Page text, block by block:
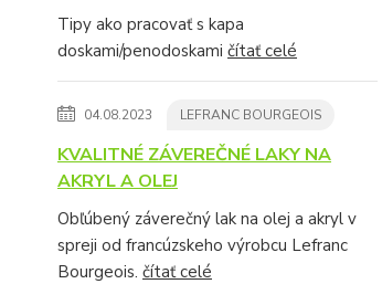
Tipy ako pracovať s kapa
doskami/penodoskami čítať celé
04.08.2023 LEFRANC BOURGEOIS
KVALITNÉ ZÁVEREČNÉ LAKY NA
AKRYL A OLEJ
Obľúbený záverečný lak na olej a akryl v
spreji od francúzskeho výrobcu Lefranc
Bourgeois. čítať celé